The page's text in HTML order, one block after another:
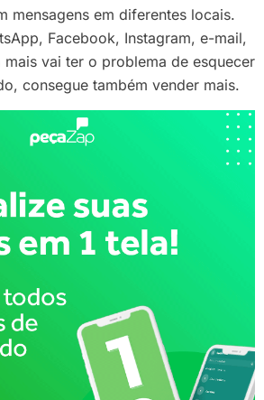
mensagens em diferentes locais.
Facebook, Instagram, e-mail,
vai ter o problema de esquecer
consegue também vender mais.